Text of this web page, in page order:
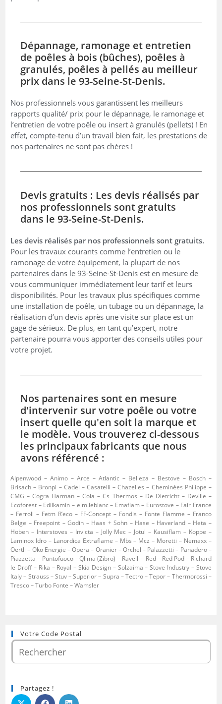
Dépannage, ramonage et entretien
de poêles à bois (bûches), poêles à
granulés, poêles à pellés au meilleur
prix dans le 93-Seine-St-Denis.
Nos professionnels vous garantissent les meilleurs
rapports qualité/ prix pour le dépannage, le ramonage et
l’entretien de votre poêle ou insert à granulés (pellets) ! En
effet, compte-tenu d’un travail bien fait, les prestations de
nos partenaires ne sont pas chères !
Devis gratuits : Les devis réalisés par
nos professionnels sont gratuits
dans le 93-Seine-St-Denis.
Les devis réalisés par nos professionnels sont gratuits.
Pour les travaux courants comme l’entretien ou le
ramonage de votre équipement, la plupart de nos
partenaires dans le 93-Seine-St-Denis est en mesure de
vous communiquer immédiatement leur tarif et leurs
disponibilités. Pour les travaux plus spécifiques comme
une installation de poêle, un tubage ou un dépannage, la
réalisation d’un devis après une visite sur place est un
gage de sérieux. De plus, en tant qu’expert, notre
partenaire pourra vous apporter des conseils utiles pour
votre projet.
Nos partenaires sont en mesure
d'intervenir sur votre poêle ou votre
insert quelle qu'en soit la marque et
le modèle. Vous trouverez ci-dessous
les principaux fabricants que nous
avons référencé :
Alpenwood – Animo – Arce – Atlantic – Belleza – Bestove – Bosch –
Brisach – Bronpi – Cadel – Casatelli – Chazelles – Cheminées Philippe –
CMG – Cogra Harman – Cola – Cs Thermos – De Dietricht – Deville –
Ecoforest – Edilkamin – elm.leblanc – Emaflam – Eurostove – Fair France
– Ferroli – Fetm R’eco – FF-Concept – Fondis – Fonte Flamme – Franco
Belge – Freepoint – Godin – Haas + Sohn – Hase – Haverland – Heta –
Hoben – Interstoves – Invicta – Jolly Mec – Jotul – Kausiflam – Koppe –
Laminox Idro – Lanordica Extraflame – Mbs – Mcz – Moretti – Nemaxx –
Oertli – Oko Energie – Opera – Oranier – Orchel – Palazzetti – Panadero –
Piazzetta – Puntofuoco – Qlima (Zibro) – Ravelli – Red – Red Pod – Richard
le Droff – Rika – Royal – Skia Design – Solzaima – Stove Industry – Stove
Italy – Strauss – Stuv – Superior – Supra – Tectro – Tepor – Thermorossi –
Tresco – Turbo Fonte – Wamsler
Votre Code Postal
Partagez !